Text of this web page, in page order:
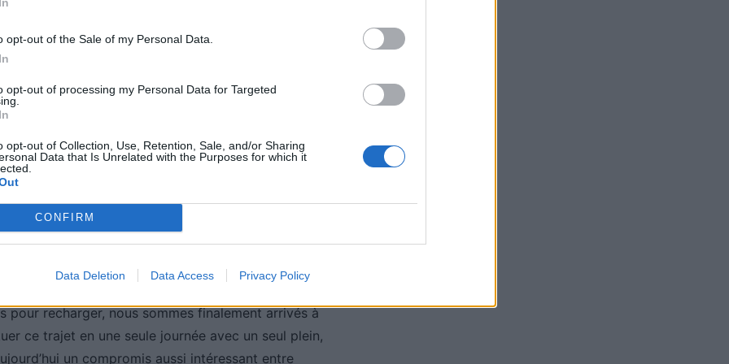
opt-out of the Sale of my Personal Data.
opt-out of processing my Personal Data for Targeted
opt-out of Collection, Use, Retention, Sale, and/or Sharing
Data that Is Unrelated with the Purposes for which it
CONFIRM
Data Deletion Data Access Privacy Policy
à notre première station de recharge rapide
était de 16,3 kWh/100 km, avec encore 28 % de
27 minutes, avec une puissance maximale de
vers Grenoble.
dans sa gestion énergétique. La pompe à chaleur
l’autonomie. Sur le chemin vers Grenoble, le
régénératif a permis de limiter l’utilisation des
recharger, nous sommes finalement arrivés à
ce trajet en une seule journée avec un seul plein,
un compromis aussi intéressant entre